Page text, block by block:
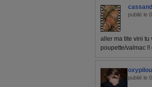
publié le
aller ma tite vini tu
poupette/valmac
oxypilou
publié le